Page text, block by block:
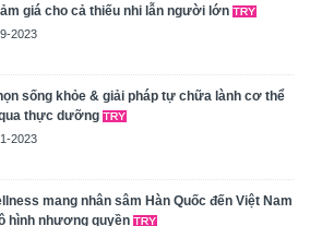
giá cho cả thiếu nhi lẫn người lớn
2023
sống khỏe & giải pháp tự chữa lành cơ thể
thực dưỡng
2023
mang nhân sâm Hàn Quốc đến Việt Nam
hình nhượng quyền